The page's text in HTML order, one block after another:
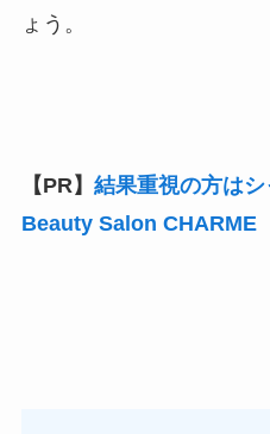
ょう。
【PR】 結果重視の方はシ
Beauty Salon CHARME